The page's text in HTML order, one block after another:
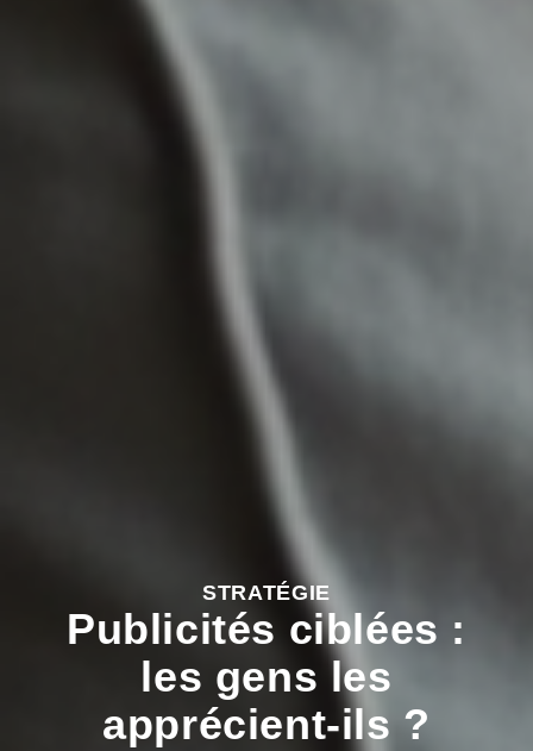
STRATÉGIE
Publicités ciblées :
les gens les
apprécient-ils ?